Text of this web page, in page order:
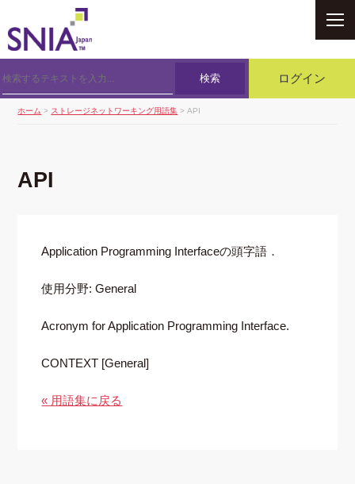
検索 ログイン
ホーム > ストレージネットワーキング用語集 > API
API
Application Programming Interfaceの頭字語．
使用分野: General
Acronym for Application Programming Interface.
CONTEXT [General]
« 用語集に戻る